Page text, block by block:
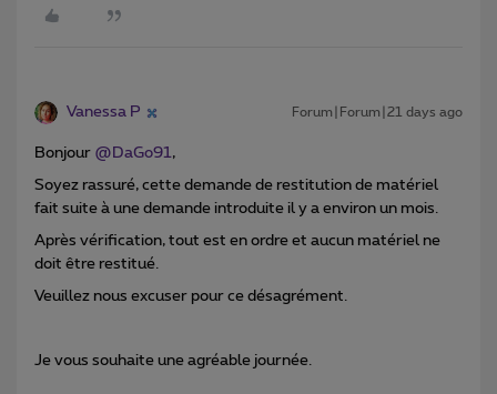
Vanessa P Forum|Forum|21 days ago
Bonjour ​ @DaGo91,
Soyez rassuré, cette demande de restitution de matériel
fait suite à une demande introduite il y a environ un mois.
Après vérification, tout est en ordre et aucun matériel ne
doit être restitué.
Veuillez nous excuser pour ce désagrément.
Je vous souhaite une agréable journée.